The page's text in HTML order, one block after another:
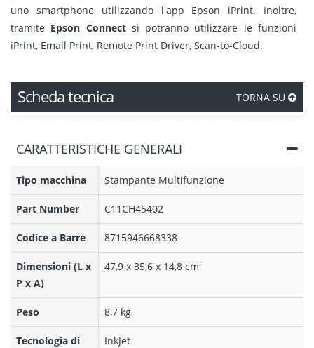
uno smartphone utilizzando l'app Epson iPrint. Inoltre,
tramite Epson Connect si potranno utilizzare le funzioni
iPrint, Email Print, Remote Print Driver, Scan-to-Cloud.
Scheda tecnica TORNA SU
CARATTERISTICHE GENERALI
Tipo macchina Stampante Multifunzione
Part Number C11CH45402
Codice a Barre 8715946668338
Dimensioni (L x
P x A)
47,9 x 35,6 x 14,8 cm
Peso 8,7 kg
Tecnologia di
InkJet